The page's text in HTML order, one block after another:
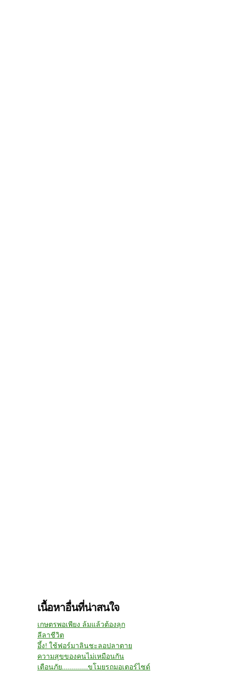
เนื้อหาอื่นที่น่าสนใจ
เกษตรพอเพียง ล้มแล้วต้องลุก
ลีลาชีวิต
อึ้ง! ใช้​ฟอร์มาลิน​ชะลอ​ปลา​ตาย
ความสุขของคนไม่เหมือนกัน
เตือนภัย.............ขโมยรถมอเตอร์ไซด์